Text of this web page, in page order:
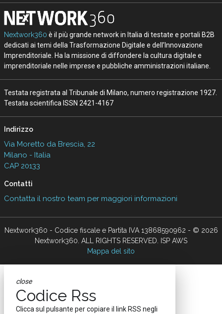
Nextwork360 è il più grande network in Italia di testate e portali B2B
dedicati ai temi della Trasformazione Digitale e dell’Innovazione
Imprenditoriale. Ha la missione di diffondere la cultura digitale e
imprenditoriale nelle imprese e pubbliche amministrazioni italiane.
Testata registrata al Tribunale di Milano, numero registrazione 1927.
Testata scientifica ISSN 2421-4167
Indirizzo
Via Moretto da Brescia, 22
Milano - Italia
CAP 20133
Contatti
Contatta il nostro team per maggiori informazioni
Nextwork360 - Codice fiscale e Partita IVA 13868590962 - © 2026
Nextwork360. ALL RIGHTS RESERVED. ISP AWS
Mappa del sito
close
Codice Rss
Clicca sul pulsante per copiare il link RSS negli